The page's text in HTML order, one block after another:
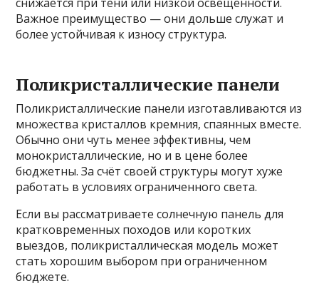
Важное преимущество — они дольше служат и
более устойчивая к износу структура.
Поликристаллические панели
Поликристаллические панели изготавливаются из
множества кристаллов кремния, спаянных вместе.
Обычно они чуть менее эффективны, чем
монокристаллические, но и в цене более
бюджетны. За счёт своей структуры могут хуже
работать в условиях ограниченного света.
Если вы рассматриваете солнечную панель для
кратковременных походов или коротких
выездов, поликристаллическая модель может
стать хорошим выбором при ограниченном
бюджете.